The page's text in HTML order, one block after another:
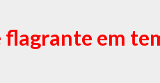
flagrante em